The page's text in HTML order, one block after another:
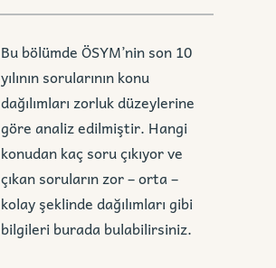
Bu bölümde ÖSYM’nin son 10
yılının sorularının konu
dağılımları zorluk düzeylerine
göre analiz edilmiştir. Hangi
konudan kaç soru çıkıyor ve
çıkan soruların zor – orta –
kolay şeklinde dağılımları gibi
bilgileri burada bulabilirsiniz.